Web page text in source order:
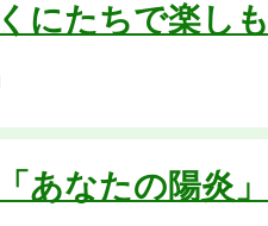
にたちで楽し
あなたの陽炎